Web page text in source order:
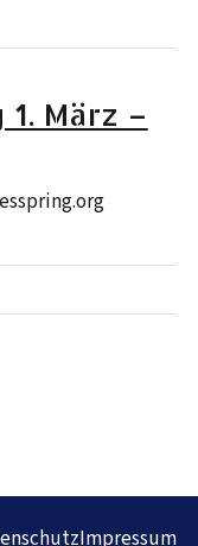
März –
Impressum